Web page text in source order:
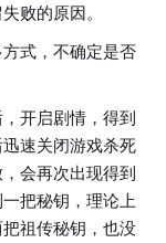
败的原因。
式，不确定是否
开启剧情，得到
速关闭游戏杀死
会再次出现得到
把秘钥，理论上
祖传秘钥，也没